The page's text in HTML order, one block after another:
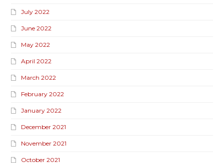
July 2022
June 2022
May 2022
April 2022
March 2022
February 2022
January 2022
December 2021
November 2021
October 2021